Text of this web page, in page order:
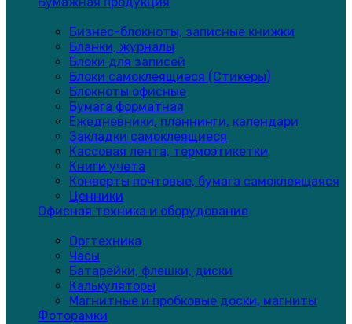
Бизнес-блокноты, записные книжки
Бланки, журналы
Блоки для записей
Блоки самоклеящиеся (Стикеры)
Блокноты офисные
Бумага форматная
Ежедневники, планнинги, календари
Закладки самоклеящиеся
Кассовая лента, термоэтикетки
Книги учета
Конверты почтовые, бумага самоклеящаяся
Ценники
Офисная техника и оборудование
Оргтехника
Часы
Батарейки, флешки, диски
Калькуляторы
Магнитные и пробковые доски, магниты
Фоторамки